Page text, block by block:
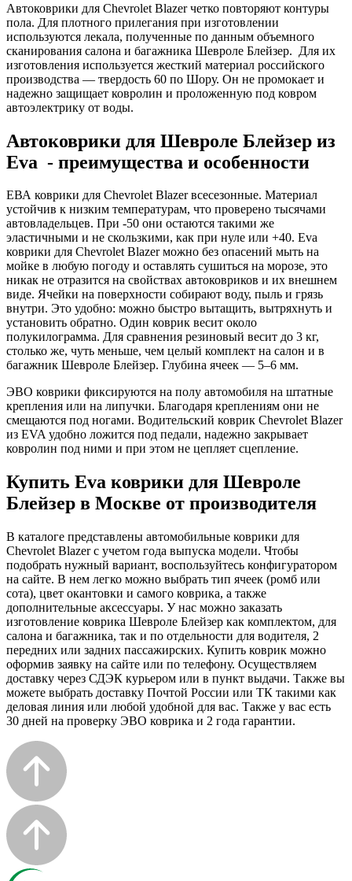
Автоковрики для Chevrolet Blazer четко повторяют контуры
пола. Для плотного прилегания при изготовлении
используются лекала, полученные по данным объемного
сканирования салона и багажника Шевроле Блейзер. Для их
изготовления используется жесткий материал российского
производства — твердость 60 по Шору. Он не промокает и
надежно защищает ковролин и проложенную под ковром
автоэлектрику от воды.
Автоковрики для Шевроле Блейзер из
Eva - преимущества и особенности
ЕВА коврики для Chevrolet Blazer всесезонные. Материал
устойчив к низким температурам, что проверено тысячами
автовладельцев. При -50 они остаются такими же
эластичными и не скользкими, как при нуле или +40. Eva
коврики для Chevrolet Blazer можно без опасений мыть на
мойке в любую погоду и оставлять сушиться на морозе, это
никак не отразится на свойствах автоковриков и их внешнем
виде. Ячейки на поверхности собирают воду, пыль и грязь
внутри. Это удобно: можно быстро вытащить, вытряхнуть и
установить обратно. Один коврик весит около
полукилограмма. Для сравнения резиновый весит до 3 кг,
столько же, чуть меньше, чем целый комплект на салон и в
багажник Шевроле Блейзер. Глубина ячеек — 5–6 мм.
ЭВО коврики фиксируются на полу автомобиля на штатные
крепления или на липучки. Благодаря креплениям они не
смещаются под ногами. Водительский коврик Chevrolet Blazer
из EVA удобно ложится под педали, надежно закрывает
ковролин под ними и при этом не цепляет сцепление.
Купить Eva коврики для Шевроле
Блейзер в Москве от производителя
В каталоге представлены автомобильные коврики для
Chevrolet Blazer с учетом года выпуска модели. Чтобы
подобрать нужный вариант, воспользуйтесь конфигуратором
на сайте. В нем легко можно выбрать тип ячеек (ромб или
сота), цвет окантовки и самого коврика, а также
дополнительные аксессуары. У нас можно заказать
изготовление коврика Шевроле Блейзер как комплектом, для
салона и багажника, так и по отдельности для водителя, 2
передних или задних пассажирских. Купить коврик можно
оформив заявку на сайте или по телефону. Осуществляем
доставку через СДЭК курьером или в пункт выдачи. Также вы
можете выбрать доставку Почтой России или ТК такими как
деловая линия или любой удобной для вас. Также у вас есть
30 дней на проверку ЭВО коврика и 2 года гарантии.